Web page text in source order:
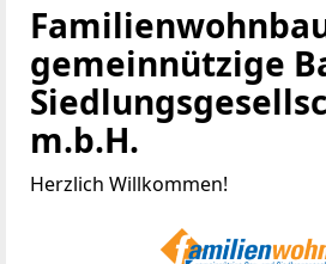
gemeinnützige
m.b.H.
Herzlich Willkommen!